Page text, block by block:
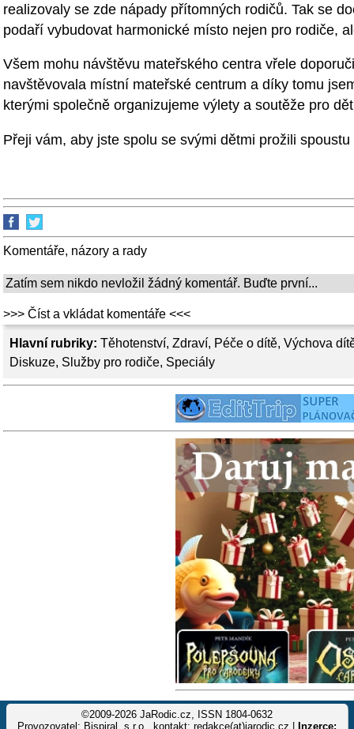
Hlavní rubriky: Těhotenství, Zdraví, Péče o dítě, Výchova
Diskuze, Služby pro rodiče, Speciály
realizovaly se zde nápady přítomných rodičů. Tak se
podaří vybudovat harmonické místo nejen pro rodiče,
Všem mohu návštěvu mateřského centra vřele
navštěvovala místní mateřské centrum a díky tomu
kterými společně organizujeme výlety a soutěže pro
Přeji vám, aby jste spolu se svými dětmi prožili
Komentáře, názory a rady
Zatím sem nikdo nevložil žádný komentář. Buďte první...
>>> Číst a vkládat komentáře <<<
©2009-2026 JaRodic.cz, ISSN 1804-0632
Provozovatel: Bispiral, s.r.o., kontakt: redakce(at)jarodic.cz |
Inzerce: